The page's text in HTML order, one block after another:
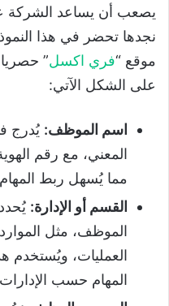
يصعب أن يساعد الشركة
نجدها تحضر في هذا
موقع “فري اكسل”
على الشكل الآتي:
اسم الموظف: يُدرج
المعني، مع رقم
مما يُسهل ربط المهام
القسم أو الإدارة:
الموظف، مثل الموارد
العمليات، ويُستخدم
المهام حسب